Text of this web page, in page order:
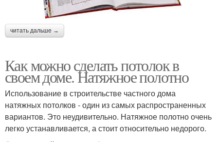
читать дальше →
Как можно сделать потолок в
своем доме. Натяжное полотно
Использование в строительстве частного дома
натяжных потолков - один из самых распространенных
вариантов. Это неудивительно. Натяжное полотно очень
легко устанавливается, а стоит относительно недорого.